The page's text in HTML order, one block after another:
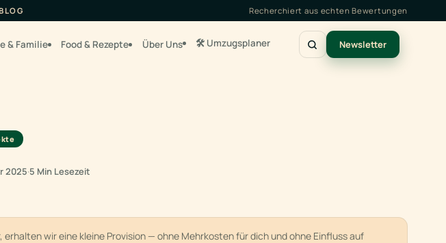
Recherchiert aus echten Bewertungen
& Familie Food & Rezepte Über Uns 🛠️ Umzugsplaner Newsletter
2025·5 Min Lesezeit
wir eine kleine Provision — ohne Mehrkosten für dich und ohne Einfluss auf